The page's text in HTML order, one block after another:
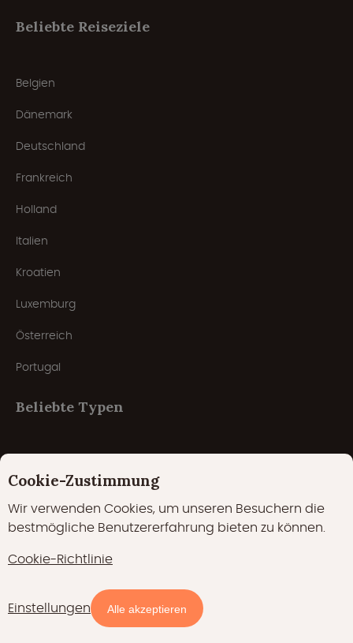
Verfügbarkeit und Preise
Beliebte Reiseziele
Belgien
Dänemark
Deutschland
Frankreich
Holland
Italien
Kroatien
Luxemburg
Österreich
Portugal
Beliebte Typen
Tiny houses
Safarizelte
Naturhäuschen
Cookie-Zustimmung
Wir verwenden Cookies, um unseren Besuchern die
bestmögliche Benutzererfahrung bieten zu können.
Cookie-Richtlinie
Einstellungen Alle akzeptieren